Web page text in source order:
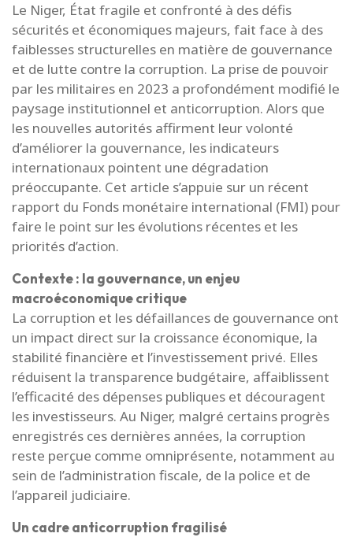
Le Niger, État fragile et confronté à des défis
sécurités et économiques majeurs, fait face à des
faiblesses structurelles en matière de gouvernance
et de lutte contre la corruption. La prise de pouvoir
par les militaires en 2023 a profondément modifié le
paysage institutionnel et anticorruption. Alors que
les nouvelles autorités affirment leur volonté
d’améliorer la gouvernance, les indicateurs
internationaux pointent une dégradation
préoccupante. Cet article s’appuie sur un récent
rapport du Fonds monétaire international (FMI) pour
faire le point sur les évolutions récentes et les
priorités d’action.
Contexte : la gouvernance, un enjeu
macroéconomique critique
La corruption et les défaillances de gouvernance ont
un impact direct sur la croissance économique, la
stabilité financière et l’investissement privé. Elles
réduisent la transparence budgétaire, affaiblissent
l’efficacité des dépenses publiques et découragent
les investisseurs. Au Niger, malgré certains progrès
enregistrés ces dernières années, la corruption
reste perçue comme omniprésente, notamment au
sein de l’administration fiscale, de la police et de
l’appareil judiciaire.
Un cadre anticorruption fragilisé